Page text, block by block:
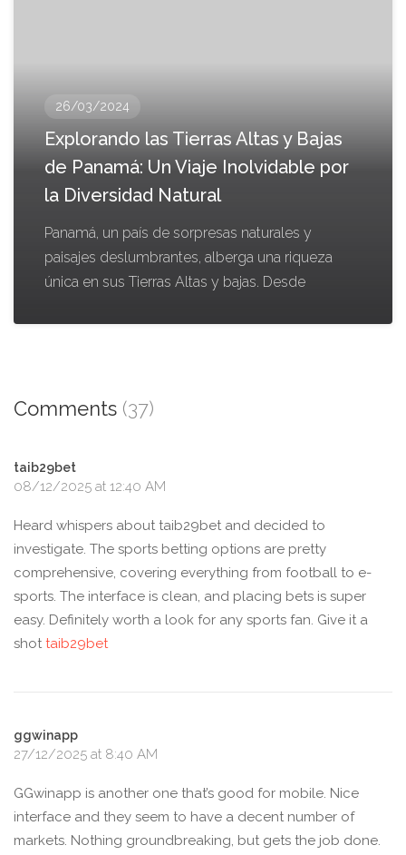
26/03/2024
Explorando las Tierras Altas y Bajas
de Panamá: Un Viaje Inolvidable por
la Diversidad Natural
Panamá, un país de sorpresas naturales y
paisajes deslumbrantes, alberga una riqueza
única en sus Tierras Altas y bajas. Desde
Comments (37)
taib29bet
08/12/2025 at 12:40 AM
Heard whispers about taib29bet and decided to
investigate. The sports betting options are pretty
comprehensive, covering everything from football to e-
sports. The interface is clean, and placing bets is super
easy. Definitely worth a look for any sports fan. Give it a
shot taib29bet
ggwinapp
27/12/2025 at 8:40 AM
GGwinapp is another one that’s good for mobile. Nice
interface and they seem to have a decent number of
markets. Nothing groundbreaking, but gets the job done.